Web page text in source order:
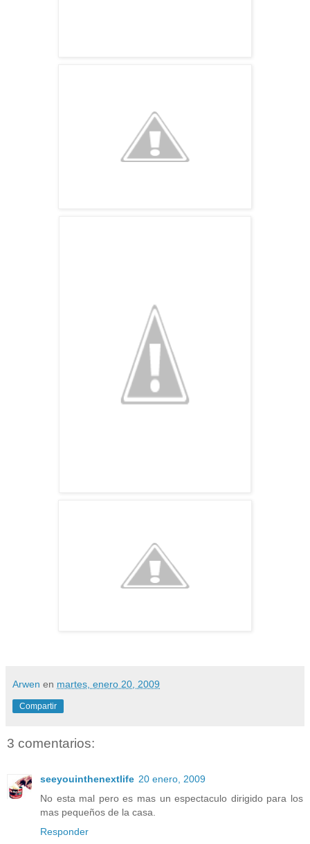
Arwen en martes, enero 20, 2009
Compartir
3 comentarios:
seeyouinthenextlife 20 enero, 2009
No esta mal pero es mas un espectaculo dirigido para los
mas pequeños de la casa.
Responder